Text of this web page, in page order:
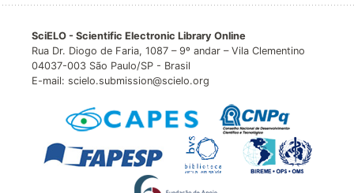
SciELO - Scientific Electronic Library Online
Rua Dr. Diogo de Faria, 1087 – 9º andar – Vila Clementino
04037-003 São Paulo/SP - Brasil
E-mail: scielo.submission@scielo.org